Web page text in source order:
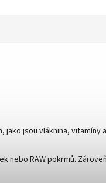
jako jsou vláknina,
nebo RAW pokrmů.